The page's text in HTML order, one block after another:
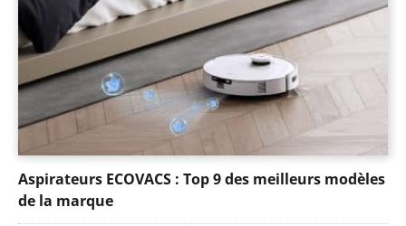
Aspirateurs ECOVACS : Top 9 des meilleurs modèles
de la marque